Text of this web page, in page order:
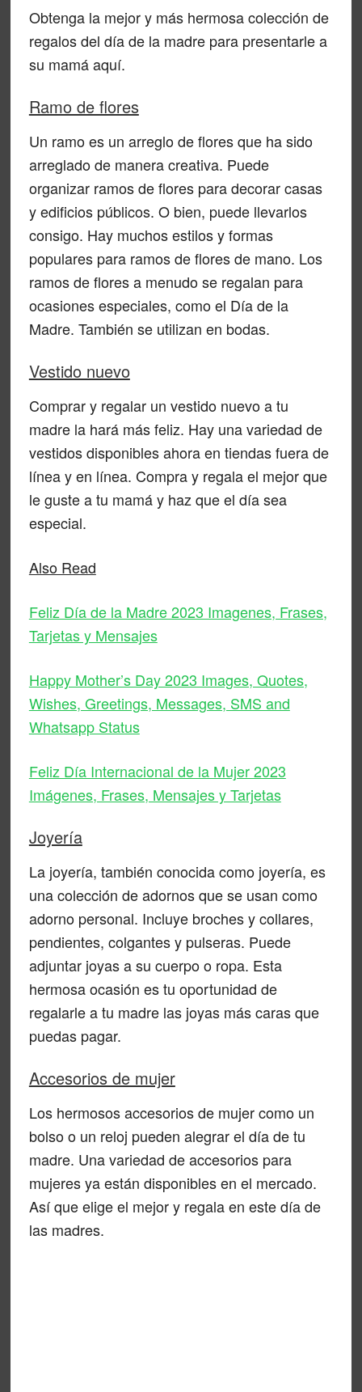
Obtenga la mejor y más hermosa colección de
regalos del día de la madre para presentarle a
su mamá aquí.
Ramo de flores
Un ramo es un arreglo de flores que ha sido
arreglado de manera creativa. Puede
organizar ramos de flores para decorar casas
y edificios públicos. O bien, puede llevarlos
consigo. Hay muchos estilos y formas
populares para ramos de flores de mano. Los
ramos de flores a menudo se regalan para
ocasiones especiales, como el Día de la
Madre. También se utilizan en bodas.
Vestido nuevo
Comprar y regalar un vestido nuevo a tu
madre la hará más feliz. Hay una variedad de
vestidos disponibles ahora en tiendas fuera de
línea y en línea. Compra y regala el mejor que
le guste a tu mamá y haz que el día sea
especial.
Also Read
Feliz Día de la Madre 2023 Imagenes, Frases,
Tarjetas y Mensajes
Happy Mother’s Day 2023 Images, Quotes,
Wishes, Greetings, Messages, SMS and
Whatsapp Status
Feliz Día Internacional de la Mujer 2023
Imágenes, Frases, Mensajes y Tarjetas
Joyería
La joyería, también conocida como joyería, es
una colección de adornos que se usan como
adorno personal. Incluye broches y collares,
pendientes, colgantes y pulseras. Puede
adjuntar joyas a su cuerpo o ropa. Esta
hermosa ocasión es tu oportunidad de
regalarle a tu madre las joyas más caras que
puedas pagar.
Accesorios de mujer
Los hermosos accesorios de mujer como un
bolso o un reloj pueden alegrar el día de tu
madre. Una variedad de accesorios para
mujeres ya están disponibles en el mercado.
Así que elige el mejor y regala en este día de
las madres.